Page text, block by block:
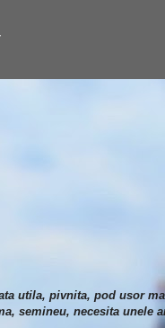
utila, pivnita, pod usor
semineu, necesita unele